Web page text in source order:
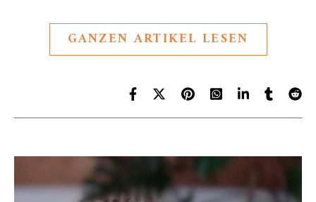
GANZEN ARTIKEL LESEN